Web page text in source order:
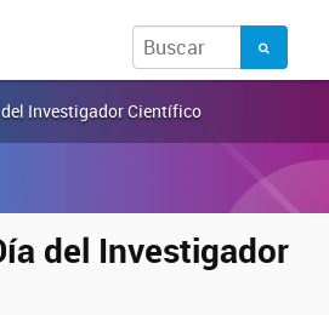
Investigador Científico
del Investigador